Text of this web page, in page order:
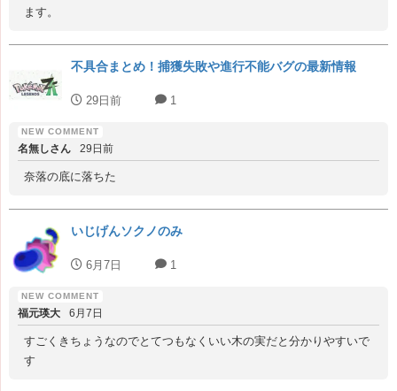
ます。
不具合まとめ！捕獲失敗や進行不能バグの最新情報
29日前 1
名無しさん 29日前
奈落の底に落ちた
いじげんソクノのみ
6月7日 1
福元瑛大 6月7日
すごくきちょうなのでとてつもなくいい木の実だと分かりやすいで
す